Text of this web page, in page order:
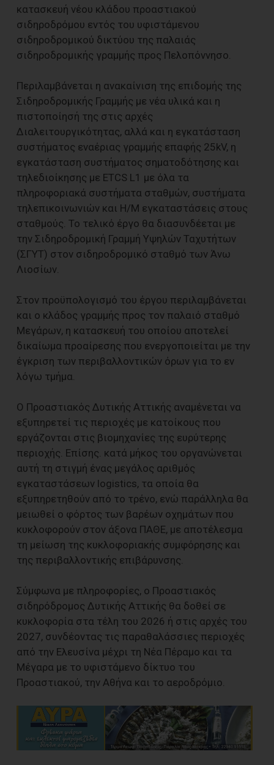
κατασκευή νέου κλάδου προαστιακού
σιδηροδρόμου εντός του υφιστάμενου
σιδηροδρομικού δικτύου της παλαιάς
σιδηροδρομικής γραμμής προς Πελοπόννησο.
Περιλαμβάνεται η ανακαίνιση της επιδομής της
Σιδηροδρομικής Γραμμής με νέα υλικά και η
πιστοποίησή της στις αρχές
Διαλειτουργικότητας, αλλά και η εγκατάσταση
συστήματος εναέριας γραμμής επαφής 25kV, η
εγκατάσταση συστήματος σηματοδότησης και
τηλεδιοίκησης με ETCS L1 με όλα τα
πληροφοριακά συστήματα σταθμών, συστήματα
τηλεπικοινωνιών και Η/Μ εγκαταστάσεις στους
σταθμούς. Το τελικό έργο θα διασυνδέεται με
την Σιδηροδρομική Γραμμή Υψηλών Ταχυτήτων
(ΣΓΥΤ) στον σιδηροδρομικό σταθμό των Άνω
Λιοσίων.
Στον προϋπολογισμό του έργου περιλαμβάνεται
και ο κλάδος γραμμής προς τον παλαιό σταθμό
Μεγάρων, η κατασκευή του οποίου αποτελεί
δικαίωμα προαίρεσης που ενεργοποιείται με την
έγκριση των περιβαλλοντικών όρων για το εν
λόγω τμήμα.
Ο Προαστιακός Δυτικής Αττικής αναμένεται να
εξυπηρετεί τις περιοχές με κατοίκους που
εργάζονται στις βιομηχανίες της ευρύτερης
περιοχής. Επίσης. κατά μήκος του οργανώνεται
αυτή τη στιγμή ένας μεγάλος αριθμός
εγκαταστάσεων logistics, τα οποία θα
εξυπηρετηθούν από το τρένο, ενώ παράλληλα θα
μειωθεί ο φόρτος των βαρέων οχημάτων που
κυκλοφορούν στον άξονα ΠΑΘΕ, με αποτέλεσμα
τη μείωση της κυκλοφοριακής συμφόρησης και
της περιβαλλοντικής επιβάρυνσης.
Σύμφωνα με πληροφορίες, ο Προαστιακός
σιδηρόδρομος Δυτικής Αττικής θα δοθεί σε
κυκλοφορία στα τέλη του 2026 ή στις αρχές του
2027, συνδέοντας τις παραθαλάσσιες περιοχές
από την Ελευσίνα μέχρι τη Νέα Πέραμο και τα
Μέγαρα με το υφιστάμενο δίκτυο του
Προαστιακού, την Αθήνα και το αεροδρόμιο.